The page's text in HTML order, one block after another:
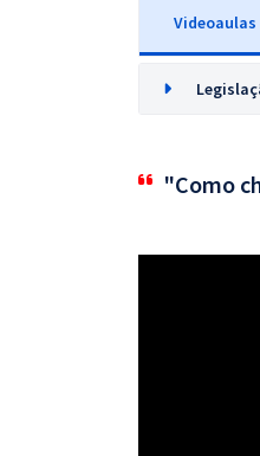
Videoaulas
"Como